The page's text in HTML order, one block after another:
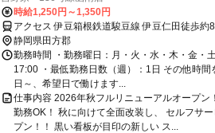
時給1,250円～1,350円
アクセス 伊豆箱根鉄道駿豆線 伊豆仁田徒歩約
静岡県田方郡
勤務時間 ・勤務曜日：月・火・水・木・金・
17:00 ・最低勤務日数（週）：1日 その他時
日～、希望日で働けます...
仕事内容 2026年秋フルリニューアルオープン
勤務OK！ 秋に向けて全面改装し、 セルフサ
プン！！ 黒い看板が目印の新しい ス...